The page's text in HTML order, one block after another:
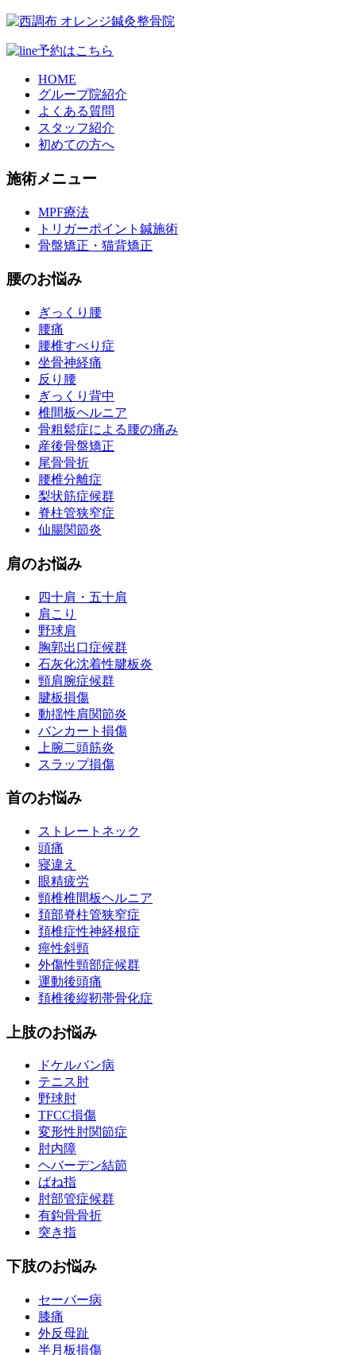
HOME
グループ院紹介
よくある質問
スタッフ紹介
初めての方へ
施術メニュー
MPF療法
トリガーポイント鍼施術
骨盤矯正・猫背矯正
腰のお悩み
ぎっくり腰
腰痛
腰椎すべり症
坐骨神経痛
反り腰
ぎっくり背中
椎間板ヘルニア
骨粗鬆症による腰の痛み
産後骨盤矯正
尾骨骨折
腰椎分離症
梨状筋症候群
脊柱管狭窄症
仙腸関節炎
肩のお悩み
四十肩・五十肩
肩こり
野球肩
胸郭出口症候群
石灰化沈着性腱板炎
頸肩腕症候群
腱板損傷
動揺性肩関節炎
バンカート損傷
上腕二頭筋炎
スラップ損傷
首のお悩み
ストレートネック
頭痛
寝違え
眼精疲労
頸椎椎間板ヘルニア
頚部脊柱管狭窄症
頚椎症性神経根症
痙性斜頸
外傷性頸部症候群
運動後頭痛
頚椎後縦靭帯骨化症
上肢のお悩み
ドケルバン病
テニス肘
野球肘
TFCC損傷
変形性肘関節症
肘内障
ヘバーデン結節
ばね指
肘部管症候群
有鈎骨骨折
突き指
下肢のお悩み
セーバー病
膝痛
外反母趾
半月板損傷